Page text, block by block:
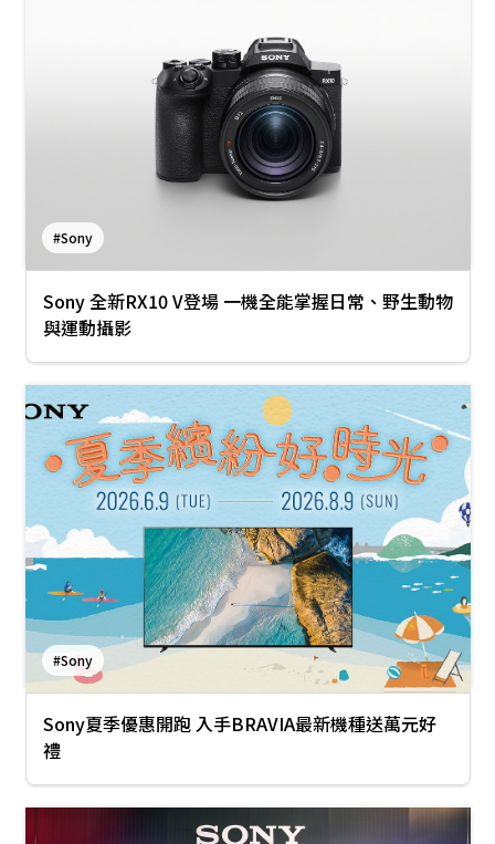
#Sony
Sony 全新RX10 V登場 一機全能掌握日常、野生動物
與運動攝影
#Sony
Sony夏季優惠開跑 入手BRAVIA最新機種送萬元好
禮